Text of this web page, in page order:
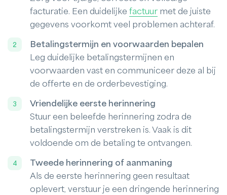
facturatie. Een duidelijke factuur met de juiste
gegevens voorkomt veel problemen achteraf.
Betalingstermijn en voorwaarden bepalen
Leg duidelijke betalingstermijnen en
voorwaarden vast en communiceer deze al bij
de offerte en de orderbevestiging.
Vriendelijke eerste herinnering
Stuur een beleefde herinnering zodra de
betalingstermijn verstreken is. Vaak is dit
voldoende om de betaling te ontvangen.
Tweede herinnering of aanmaning
Als de eerste herinnering geen resultaat
oplevert, verstuur je een dringende herinnering